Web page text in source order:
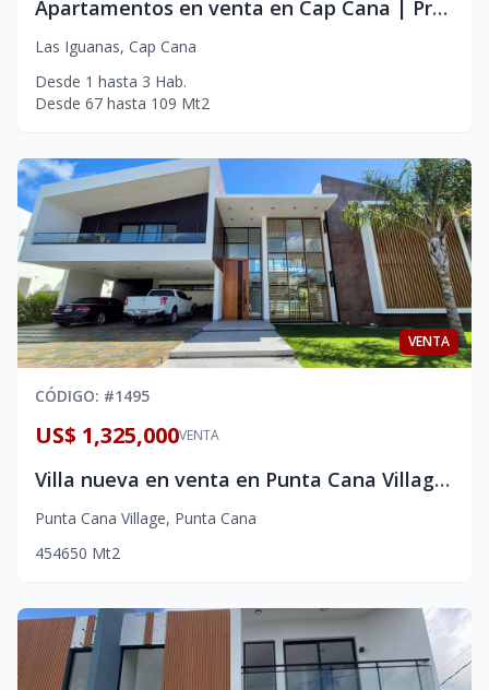
Apartamentos en venta en Cap Cana | Proyecto en construcción galardonado
Las Iguanas, Cap Cana
Desde 1 hasta 3 Hab.
Desde 67 hasta 109 Mt2
VENTA
CÓDIGO: #1495
VENTA
US$ 1,325,000
Villa nueva en venta en Punta Cana Village | 1170 m2 de terreno | 4 dormitorios
Punta Cana Village, Punta Cana
454650 Mt2